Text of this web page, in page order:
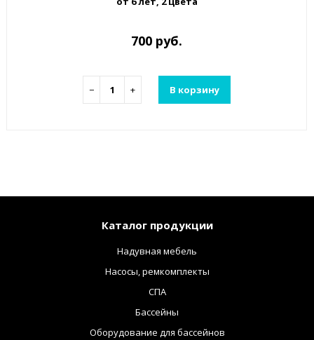
700 руб.
− + В корзину
Каталог продукции
Надувная мебель
Насосы, ремкомплекты
СПА
Бассейны
Оборудование для бассейнов